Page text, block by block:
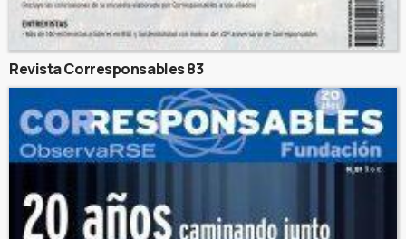
Revista Corresponsables 83